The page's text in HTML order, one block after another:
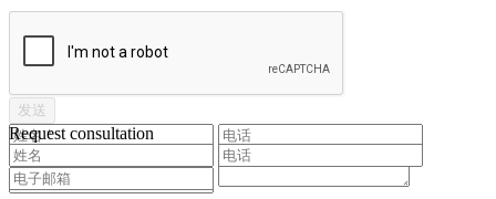
Request consultation